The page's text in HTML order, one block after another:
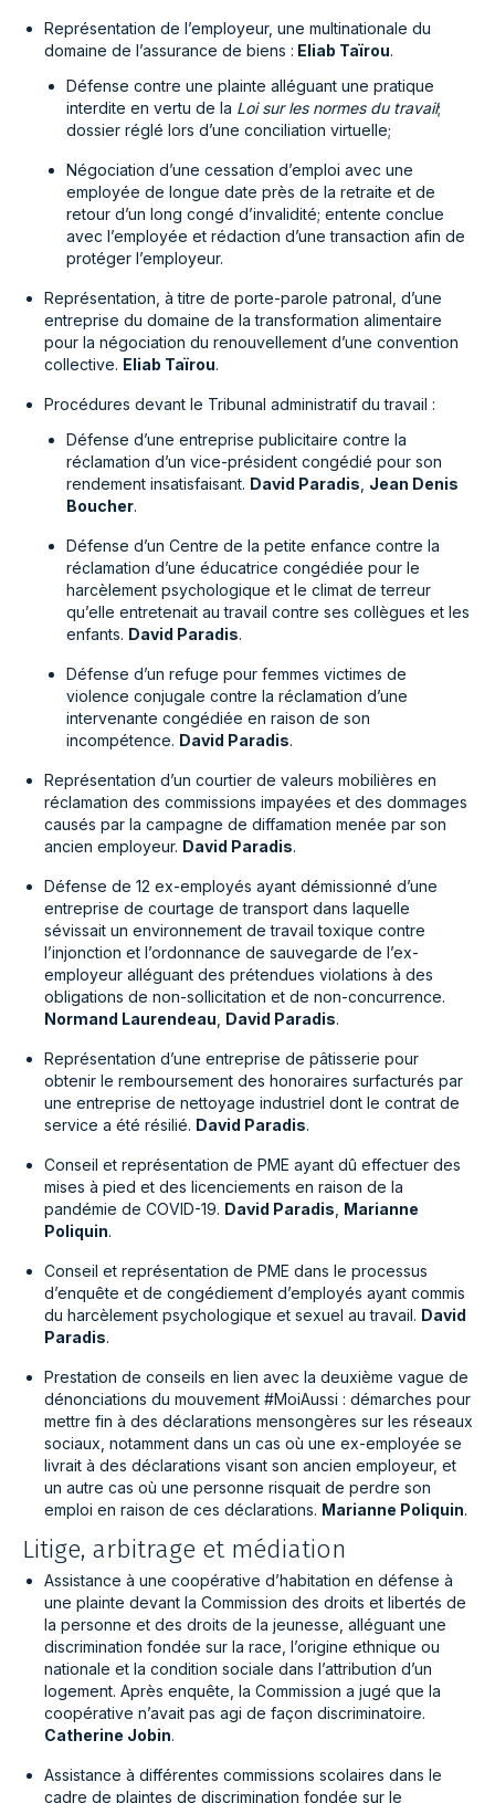
Représentation de l’employeur, une multinationale du
domaine de l’assurance de biens : Eliab Taïrou.
Défense contre une plainte alléguant une pratique
interdite en vertu de la Loi sur les normes du travail;
dossier réglé lors d’une conciliation virtuelle;
Négociation d’une cessation d’emploi avec une
employée de longue date près de la retraite et de
retour d’un long congé d’invalidité; entente conclue
avec l’employée et rédaction d’une transaction afin de
protéger l’employeur.
Représentation, à titre de porte-parole patronal, d’une
entreprise du domaine de la transformation alimentaire
pour la négociation du renouvellement d’une convention
collective. Eliab Taïrou.
Procédures devant le Tribunal administratif du travail :
Défense d’une entreprise publicitaire contre la
réclamation d’un vice-président congédié pour son
rendement insatisfaisant. David Paradis Jean Denis
Boucher.
Défense d’un Centre de la petite enfance contre la
réclamation d’une éducatrice congédiée pour le
harcèlement psychologique et le climat de terreur
qu’elle entretenait au travail contre ses collègues et les
enfants. David Paradis.
Défense d’un refuge pour femmes victimes de
violence conjugale contre la réclamation d’une
intervenante congédiée en raison de son
incompétence. David Paradis.
Représentation d’un courtier de valeurs mobilières en
réclamation des commissions impayées et des dommages
causés par la campagne de diffamation menée par son
ancien employeur. David Paradis.
Défense de 12 ex-employés ayant démissionné d’une
entreprise de courtage de transport dans laquelle
sévissait un environnement de travail toxique contre
l’injonction et l’ordonnance de sauvegarde de l’ex-
employeur alléguant des prétendues violations à des
obligations de non-sollicitation et de non-concurrence.
Normand Laurendeau David Paradis.
Représentation d’une entreprise de pâtisserie pour
obtenir le remboursement des honoraires surfacturés par
une entreprise de nettoyage industriel dont le contrat de
service a été résilié. David Paradis.
Conseil et représentation de PME ayant dû effectuer des
mises à pied et des licenciements en raison de la
pandémie de COVID-19. David Paradis Marianne
Poliquin.
Conseil et représentation de PME dans le processus
d’enquête et de congédiement d’employés ayant commis
du harcèlement psychologique et sexuel au travail. David
Paradis.
Prestation de conseils en lien avec la deuxième vague de
dénonciations du mouvement #MoiAussi : démarches pour
mettre fin à des déclarations mensongères sur les réseaux
sociaux, notamment dans un cas où une ex-employée se
livrait à des déclarations visant son ancien employeur, et
un autre cas où une personne risquait de perdre son
emploi en raison de ces déclarations. Marianne Poliquin.
Litige, arbitrage et médiation
Assistance à une coopérative d’habitation en défense à
une plainte devant la Commission des droits et libertés de
la personne et des droits de la jeunesse, alléguant une
discrimination fondée sur la race, l’origine ethnique ou
nationale et la condition sociale dans l’attribution d’un
logement. Après enquête, la Commission a jugé que la
coopérative n’avait pas agi de façon discriminatoire.
Catherine Jobin.
Assistance à différentes commissions scolaires dans le
cadre de plaintes de discrimination fondée sur le